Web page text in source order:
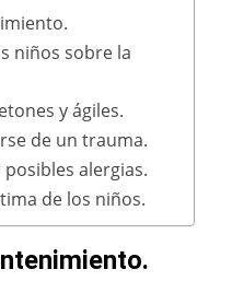
niños sobre la
y ágiles.
de un trauma.
alergias.
de los niños.